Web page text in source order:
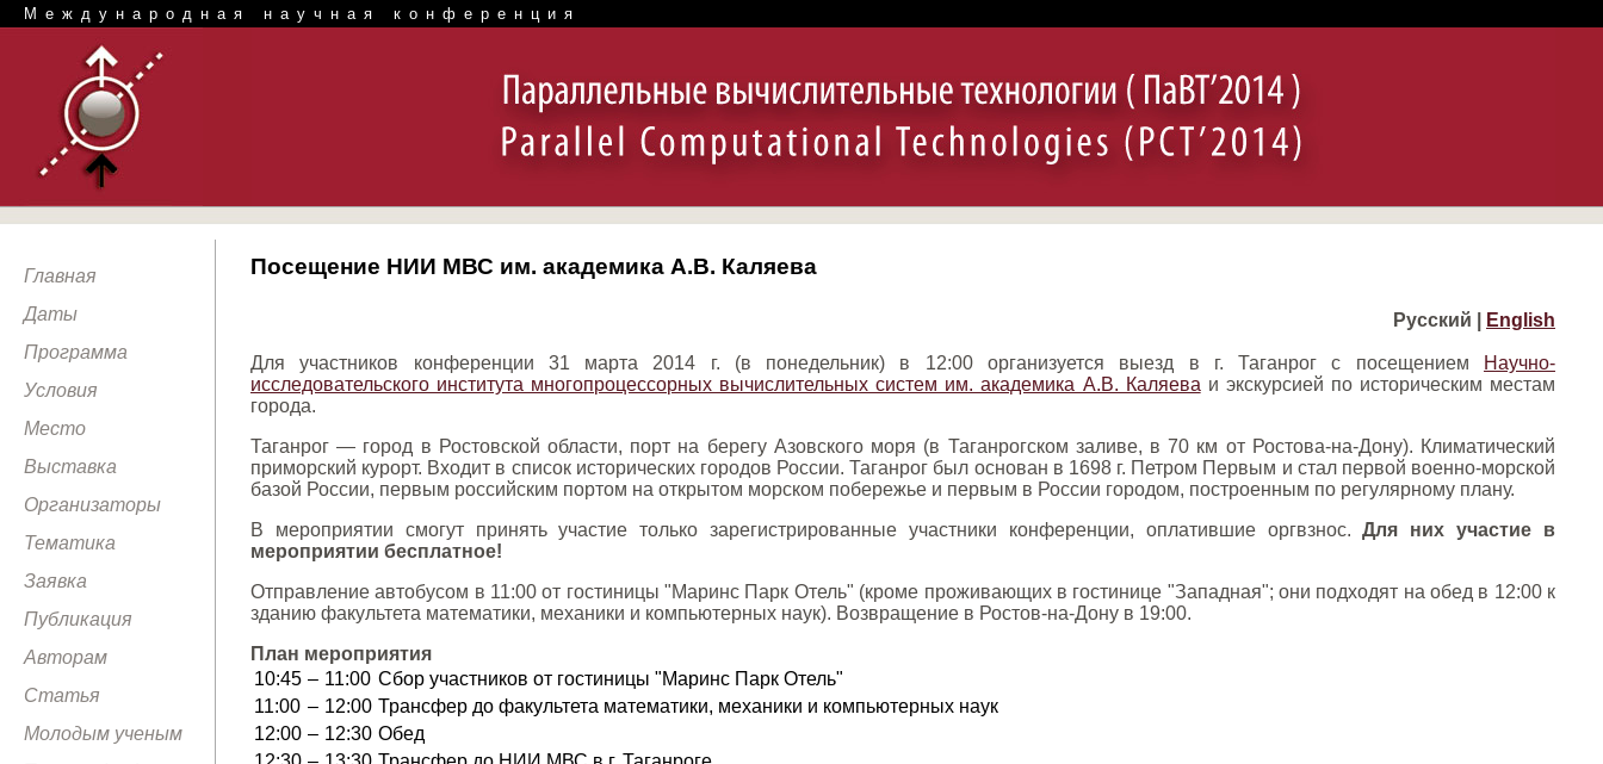
Международная научная конференция
Главная
Даты
Программа
Условия
Место
Выставка
Организаторы
Тематика
Заявка
Публикация
Авторам
Статья
Молодым ученым
Посещение НИИ МВС им. академика А.В. Каляева
Русский | English
Для участников конференции 31 марта 2014 г. (в понедельник) в 12:00 организуется выезд в г. Таганрог с посещением
Научно-
исследовательского института многопроцессорных вычислительных систем им. академика А.В. Каляева и экскурсией по историческим местам
города.
Таганрог — город в Ростовской области, порт на берегу Азовского моря (в Таганрогском заливе, в 70 км от Ростова-на-Дону). Климатический
приморский курорт. Входит в список исторических городов России. Таганрог был основан в 1698 г. Петром Первым и стал первой военно-морской
базой России, первым российским портом на открытом морском побережье и первым в России городом, построенным по регулярному плану.
В мероприятии смогут принять участие только зарегистрированные участники конференции, оплатившие оргвзнос.Для них участие в
мероприятии бесплатное!
Отправление автобусом в 11:00 от гостиницы "Маринс Парк Отель" (кроме проживающих в гостинице "Западная"; они подходят на обед в 12:00 к
зданию факультета математики, механики и компьютерных наук). Возвращение в Ростов-на-Дону в 19:00.
План мероприятия
10:45 – 11:00 Сбор участников от гостиницы "Маринс Парк Отель"
11:00 – 12:00 Трансфер до факультета математики, механики и компьютерных наук
12:00 – 12:30 Обед